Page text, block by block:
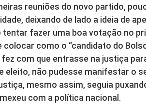
reuniões do novo partido,
deixando de lado a ideia de
tentar fazer uma boa votação no
colocar como o “candidato do
com que entrasse na justiça
eleito, não pudesse manifestar o
mesmo assim, seguia
com a política nacional.